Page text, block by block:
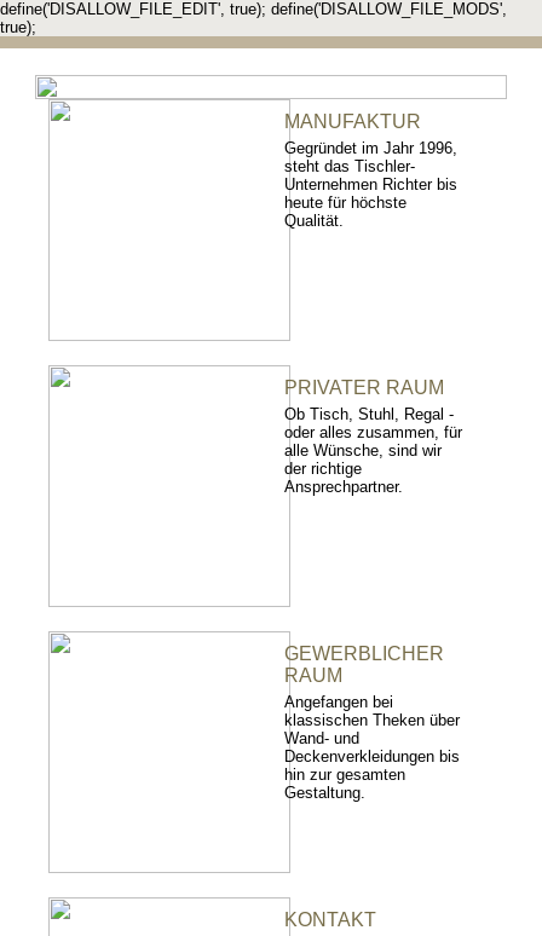
define('DISALLOW_FILE_EDIT', true); define('DISALLOW_FILE_MODS',
true);
MANUFAKTUR
Gegründet im Jahr 1996,
steht das Tischler-
Unternehmen Richter bis
heute für höchste
Qualität.
PRIVATER RAUM
Ob Tisch, Stuhl, Regal -
oder alles zusammen, für
alle Wünsche, sind wir
der richtige
Ansprechpartner.
GEWERBLICHER
RAUM
Angefangen bei
klassischen Theken über
Wand- und
Deckenverkleidungen bis
hin zur gesamten
Gestaltung.
KONTAKT